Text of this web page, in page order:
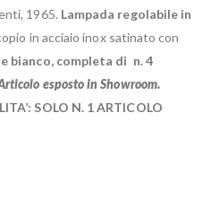
1965. Lampada regolabile in
in acciaio inox satinato con
bianco, completa di n. 4
esposto in Showroom.
SOLO N. 1 ARTICOLO